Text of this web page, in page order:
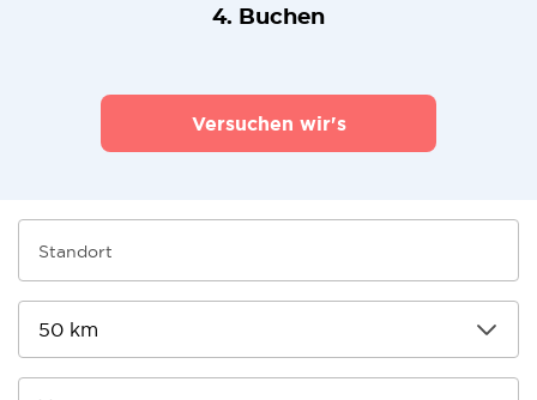
4. Buchen
Versuchen wir's